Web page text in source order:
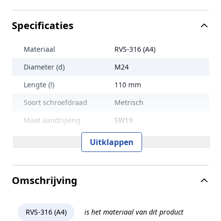
Specificaties
Materiaal
RVS-316 (A4)
Diameter (d)
M24
Lengte (l)
110 mm
Soort schroefdraad
Metrisch
Maat aandrijving
SW19
Kopvorm
Cilinderkop
Uitklappen
Omschrijving
RVS-316 (A4) is het materiaal van dit product